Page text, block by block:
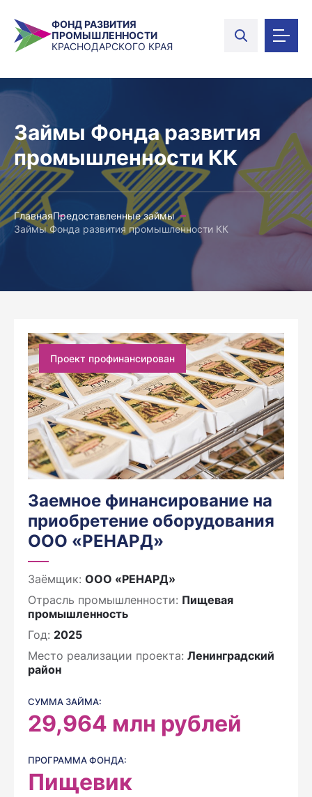
ФОНД РАЗВИТИЯ
ПРОМЫШЛЕННОСТИ
КРАСНОДАРСКОГО КРАЯ
Займы Фонда развития
промышленности КК
ГлавнаяПредоставленные займы
Займы Фонда развития промышленности КК
Проект профинансирован
Заемное финансирование на
приобретение оборудования
ООО «РЕНАРД»
Заёмщик: ООО «РЕНАРД»
Отрасль промышленности: Пищевая
промышленность
Год: 2025
Место реализации проекта: Ленинградский
район
СУММА ЗАЙМА:
29,964 млн рублей
ПРОГРАММА ФОНДА:
Пищевик